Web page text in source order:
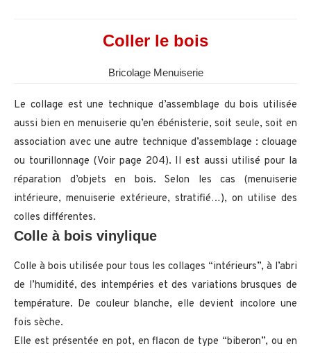
Coller le bois
Bricolage Menuiserie
Le collage est une technique d’assemblage du bois utilisée
aussi bien en menuiserie qu’en ébénisterie, soit seule, soit en
association avec une autre technique d’assemblage : clouage
ou tourillonnage (Voir page 204). Il est aussi utilisé pour la
réparation d’objets en bois. Selon les cas (menuiserie
intérieure, menuiserie extérieure, stratifié…), on utilise des
colles différentes.
Colle à bois vinylique
Colle à bois utilisée pour tous les collages “intérieurs”, à l’abri
de l’humidité, des intempéries et des variations brusques de
température. De couleur blanche, elle devient incolore une
fois sèche.
Elle est présentée en pot, en flacon de type “biberon”, ou en